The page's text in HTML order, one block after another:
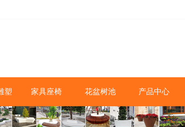
塑 家具座椅 花盆树池 产品中心